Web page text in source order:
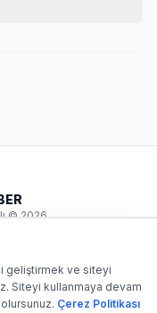
© 2026
gösterilmeden içerik
geliştirmek ve siteyi
Siteyi kullanmaya devam
Çerez Politikası